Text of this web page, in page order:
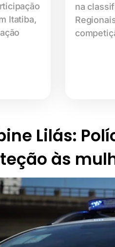
Itatiba,
na
Lilás:
às